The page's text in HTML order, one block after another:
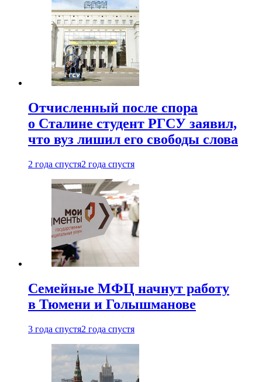
Отчисленный после спора
о Сталине студент РГСУ заявил,
что вуз лишил его свободы слова
2 года спустя2 года спустя
Семейные МФЦ начнут работу
в Тюмени и Голышманове
3 года спустя2 года спустя